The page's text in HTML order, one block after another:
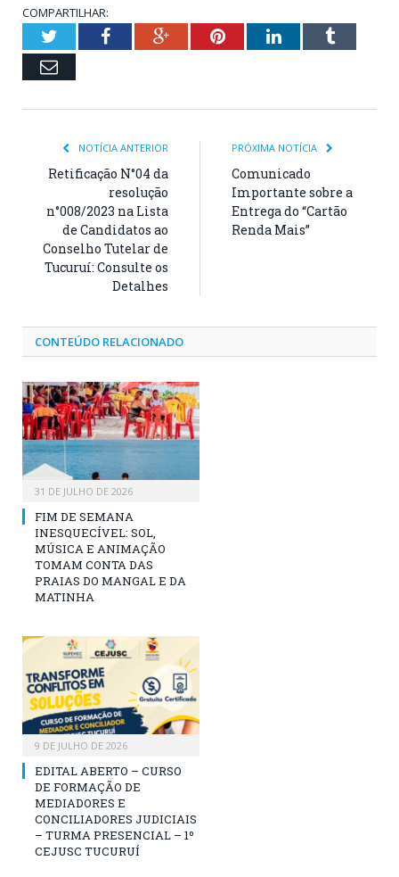
COMPARTILHAR:
TwitterFacebookGoogle+PinterestLinkedInTumblr
Email
NOTÍCIA ANTERIOR
Retificação N°04 da
resolução
n°008/2023 na Lista
de Candidatos ao
Conselho Tutelar de
Tucuruí: Consulte os
Detalhes
PRÓXIMA NOTÍCIA
Comunicado
Importante sobre a
Entrega do “Cartão
Renda Mais”
CONTEÚDO RELACIONADO
31 DE JULHO DE 2026
FIM DE SEMANA
INESQUECÍVEL: SOL,
MÚSICA E ANIMAÇÃO
TOMAM CONTA DAS
PRAIAS DO MANGAL E DA
MATINHA
9 DE JULHO DE 2026
EDITAL ABERTO – CURSO
DE FORMAÇÃO DE
MEDIADORES E
CONCILIADORES JUDICIAIS
– TURMA PRESENCIAL – 1º
CEJUSC TUCURUÍ